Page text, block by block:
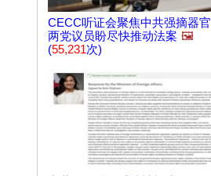
CECC听证会聚焦中共强摘器官
两党议员盼尽快推动法案 🖼️
(55,231次)